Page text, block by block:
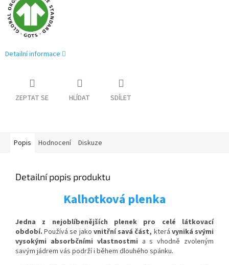
Detailní informace
ZEPTAT SE HLÍDAT SDÍLET
Popis Hodnocení Diskuze
Detailní popis produktu
Kalhotková plenka
Jedna z nejoblíbenějších plenek pro celé látkovací
období.Používá se jako vnitřní savá část, která vyniká svými
vysokými absorbčními vlastnostmi a s vhodně zvoleným
savým jádrem vás podrží i během dlouhého spánku.